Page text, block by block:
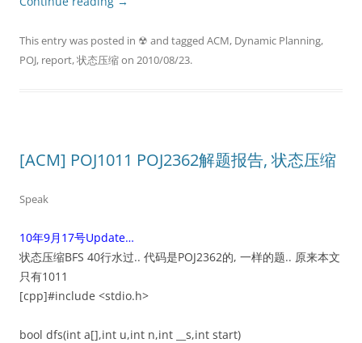
This entry was posted in ☢ and tagged ACM, Dynamic Planning,
POJ, report,状态压缩on 2010/08/23.
[ACM] POJ1011 POJ2362解题报告, 状态压缩
Speak
10年9月17号Update…
状态压缩BFS 40行水过.. 代码是POJ2362的, 一样的题.. 原来本文
只有1011
[cpp]#include <stdio.h>
bool dfs(int a[],int u,int n,int __s,int start)